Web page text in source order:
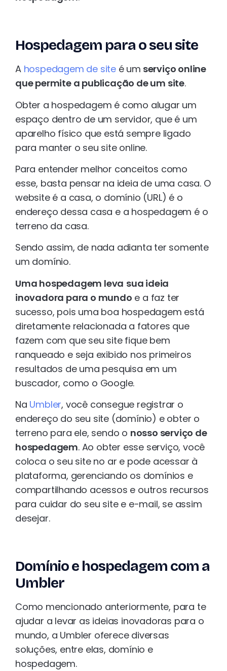
Hospedagem para o seu site
A hospedagem de site é um serviço online
que permite a publicação de um site.
Obter a hospedagem é como alugar um
espaço dentro de um servidor, que é um
aparelho físico que está sempre ligado
para manter o seu site online.
Para entender melhor conceitos como
esse, basta pensar na ideia de uma casa. O
website é a casa, o domínio (URL) é o
endereço dessa casa e a hospedagem é o
terreno da casa.
Sendo assim, de nada adianta ter somente
um domínio.
Uma hospedagem leva sua ideia
inovadora para o mundo e a faz ter
sucesso, pois uma boa hospedagem está
diretamente relacionada a fatores que
fazem com que seu site fique bem
ranqueado e seja exibido nos primeiros
resultados de uma pesquisa em um
buscador, como o Google.
Na Umbler, você consegue registrar o
endereço do seu site (domínio) e obter o
terreno para ele, sendo o nosso serviço de
hospedagem. Ao obter esse serviço, você
coloca o seu site no ar e pode acessar à
plataforma, gerenciando os domínios e
compartilhando acessos e outros recursos
para cuidar do seu site e e-mail, se assim
desejar.
Domínio e hospedagem com a
Umbler
Como mencionado anteriormente, para te
ajudar a levar as ideias inovadoras para o
mundo, a Umbler oferece diversas
soluções, entre elas, domínio e
hospedagem.